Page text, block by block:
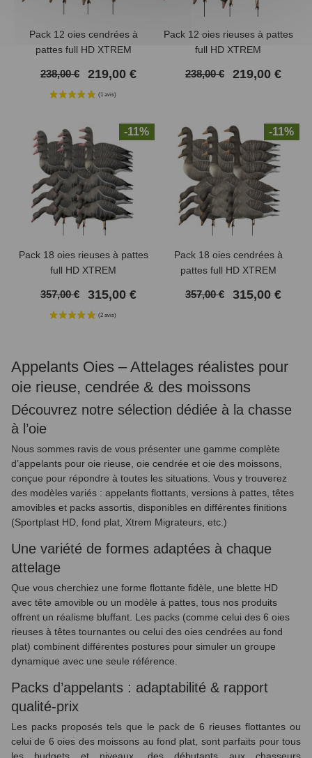
(1 avis)
Pack 12 oies cendrées à
pattes full HD XTREM
238,00 € 219,00 €
Pack 12 oies rieuses à pattes
full HD XTREM
238,00 € 219,00 €
-11%
Pack 18 oies rieuses à pattes
full HD XTREM
357,00 € 315,00 €
-11%
Pack 18 oies cendrées à
pattes full HD XTREM
357,00 € 315,00 €
Appelants Oies – Attelages réalistes pour
oie rieuse, cendrée & des moissons
Découvrez notre sélection dédiée à la chasse
à l’oie
Nous sommes ravis de vous présenter une gamme complète
d’appelants pour oie rieuse, oie cendrée et oie des moissons,
conçue pour répondre à toutes les situations. Vous y trouverez
des modèles variés : appelants flottants, versions à pattes, têtes
amovibles et packs assortis, disponibles en différentes finitions
(Sportplast HD, fond plat, Xtrem Migrateurs, etc.)
Une variété de formes adaptées à chaque
attelage
Que vous cherchiez une forme flottante fidèle, une blette HD
avec tête amovible ou un modèle à pattes, tous nos produits
offrent un réalisme bluffant. Les packs (comme celui des 6 oies
rieuses à têtes tournantes ou celui des oies cendrées au fond
plat) combinent différentes postures pour simuler un groupe
dynamique avec une seule référence.
Packs d’appelants : adaptabilité & rapport
qualité‑prix
Les packs proposés tels que le pack de 6 rieuses flottantes ou
celui de 6 oies des moissons au fond plat, sont parfaits pour tous